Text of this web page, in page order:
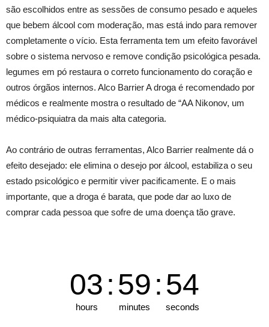
são escolhidos entre as sessões de consumo pesado e aqueles
que bebem álcool com moderação, mas está indo para remover
completamente o vício. Esta ferramenta tem um efeito favorável
sobre o sistema nervoso e remove condição psicológica pesada.
legumes em pó restaura o correto funcionamento do coração e
outros órgãos internos. Alco Barrier A droga é recomendado por
médicos e realmente mostra o resultado de “AA Nikonov, um
médico-psiquiatra da mais alta categoria.
Ao contrário de outras ferramentas, Alco Barrier realmente dá o
efeito desejado: ele elimina o desejo por álcool, estabiliza o seu
estado psicológico e permitir viver pacificamente. E o mais
importante, que a droga é barata, que pode dar ao luxo de
comprar cada pessoa que sofre de uma doença tão grave.
03
hours
:59
minutes
:53
seconds